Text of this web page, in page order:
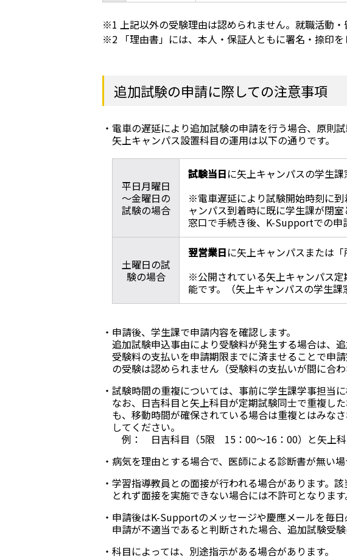
※1 上記以外の受験理由は認められません。就職活動
※2 「理由書」には、本人・保証人ともに署名・捺印
追加試験の申請に際しての注意事項
電車の遅延により追加試験の申請を行う場合、原則
矢上キャンパス設置科目の運用は以下の通りです。
平日月曜日
～金曜日の
試験の場合
試験当日に矢上キャンパスの学生
※電車遅延により試験開始時刻に
ャンパス到着時に既に学生課が閉
窓口で手続き後、K-Supportでの申
土曜日の試
験の場合
翌営業日に矢上キャンパスまたは
※公開されている矢上キャンパス
能です。（矢上キャンパスの学生課
申請後、学生課で申請内容を確認します。
追加試験申込事由により受験料が発生する場合は、
受験料の支払いを申請期限までに済ませることで申
の受験は認められません（受験料の支払いが間に合わ
試験時間の重複については、事前に学生課学事担当に
なお、日吉科目と矢上科目が定期試験同士で重複し
も、移動時間が確保されている場合は重複とはみな
してください。
例： 日吉科目（5限 15：00～16：00）と矢上
病気を理由とする場合で、医師による診断書が無い
学習指導教員との面接が行われる場合があります。
とれず面接を実施できない場合には不許可となります
申請後はK-Supportのメッセージや慶應メールを毎
申請が不適当であると判断された場合、追加試験受験
科目によっては、別途指示がある場合があります。